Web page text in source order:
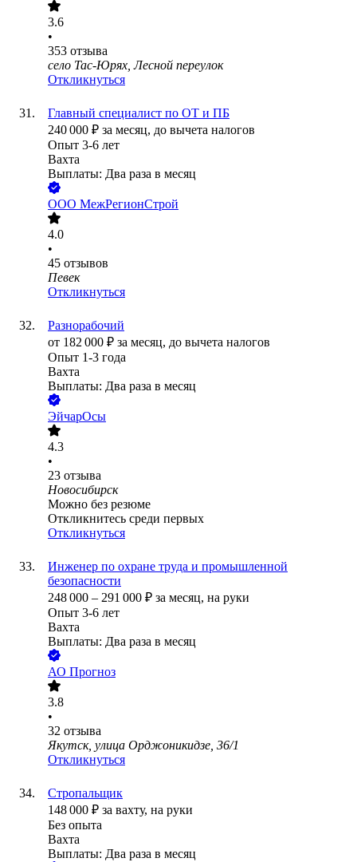
3.6
•
353 отзыва
село Тас-Юрях, Лесной переулок
Откликнуться
Главный специалист по ОТ и ПБ
240 000 ₽ за месяц, до вычета налогов
Опыт 3-6 лет
Вахта
Выплаты: Два раза в месяц
ООО МежРегионСтрой
4.0
•
45 отзывов
Певек
Откликнуться
Разнорабочий
от 182 000 ₽ за месяц, до вычета налогов
Опыт 1-3 года
Вахта
Выплаты: Два раза в месяц
ЭйчарОсы
4.3
•
23 отзыва
Новосибирск
Можно без резюме
Откликнитесь среди первых
Откликнуться
Инженер по охране труда и промышленной
безопасности
248 000 – 291 000 ₽ за месяц, на руки
Опыт 3-6 лет
Вахта
Выплаты: Два раза в месяц
АО Прогноз
3.8
•
32 отзыва
Якутск, улица Орджоникидзе, 36/1
Откликнуться
Стропальщик
148 000 ₽ за вахту, на руки
Без опыта
Вахта
Выплаты: Два раза в месяц